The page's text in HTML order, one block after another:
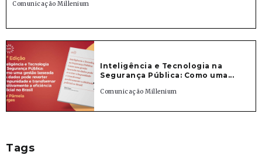
Comunicação Millenium
Inteligência e Tecnologia na
Segurança Pública: Como uma...
Comunicação Millenium
Tags